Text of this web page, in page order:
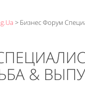
> Бизнес Форум
&